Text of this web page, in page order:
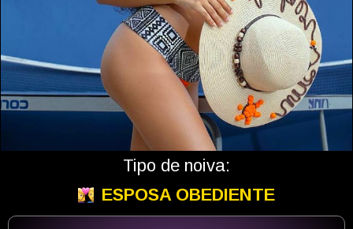
Tipo de noiva:
ESPOSA OBEDIENTE